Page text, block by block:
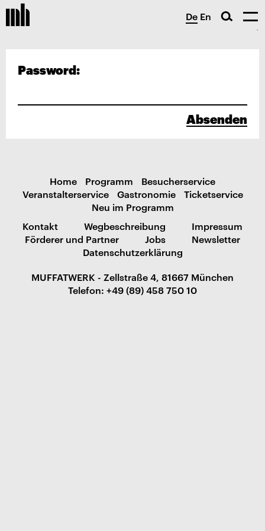
De En
Password:
Absenden
Home Programm
Besucherservice
Veranstalterservice
Gastronomie
Ticketservice
Neu im Programm
Kontakt
Wegbeschreibung
Impressum
Förderer und Partner
Jobs
Newsletter
Datenschutzerklärung
MUFFATWERK - Zellstraße 4, 81667 München
Telefon: +49 (89) 458 750 10